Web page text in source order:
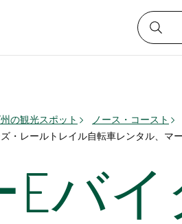
の観光スポット ノース・コースト
・レールトレイル自転車レンタル、マ
Eバ